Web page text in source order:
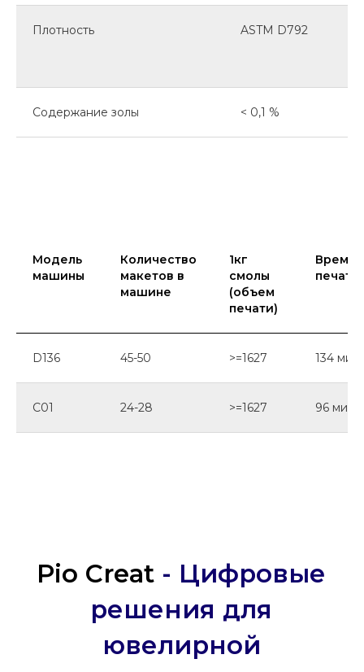
Плотность ASTM D792
Содержание золы < 0,1 %
Модель
машины
Количество
макетов в
машине
1кг
смолы
(объем
печати)
Время
D136 45-50 >=1627 134 мин
C01 24-28 >=1627 96 мин
Pio Creat- Цифровые
решения для
эффективность и расширенную свободу
при создании ювелирных форм.